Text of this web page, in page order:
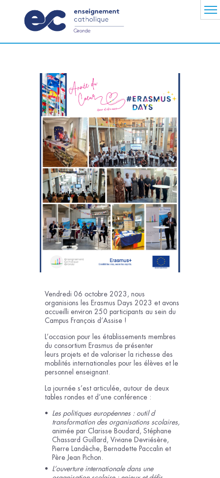
Vendredi 06 octobre 2023, nous
organisions les Erasmus Days 2023 et avons
accueilli environ 250 participants au sein du
Campus François d’Assise !
L’occasion pour les établissements membres
du consortium Erasmus de présenter
leurs projets et de valoriser la richesse des
mobilités internationales pour les élèves et le
personnel enseignant.
La journée s’est articulée, autour de deux
tables rondes et d’une conférence :
Les politiques européennes : outil d
transformation des organisations scolaires,
animée par Clarisse Boudard, Stéphane
Chassard Guillard, Viviane Devriésère,
Pierre Landèche, Bernadette Paccalin et
Père Jean Pichon.
L’ouverture internationale dans une